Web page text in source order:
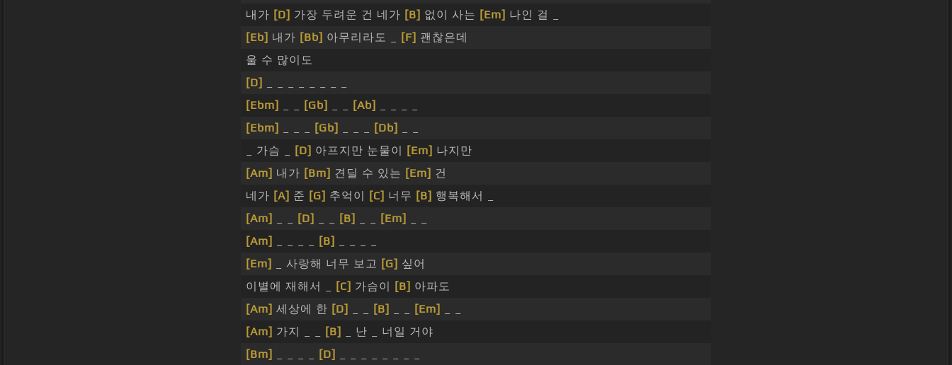
내가 [D] 가장 두려운 건 네가 [B] 없이 사는 [Em] 나인 걸 _
[Eb] 내가 [Bb] 아무리라도 _ [F] 괜찮은데
울 수 많이도
[D]
[Ebm]
[Gb] [Ab]
[Ebm]
[Gb] [Db]
_ 가슴 _
[D] 아프지만 눈물이 [Em] 나지만
[Am] 내가 [Bm] 견딜 수 있는 [Em] 건
네가 [A] 준 [G] 추억이 [C] 너무 [B] 행복해서 _
[Am]
[D] [B] [Em]
[Am]
[B]
[Em]
_ 사랑해 너무 보고 [G] 싶어
이별에 재해서 _
[C] 가슴이 [B] 아파도
[Am] 세상에 한 [D] [B] [Em]
[Am] 가지 _ _ [B]
_ 난 _ 너일 거야
[Bm]
[D]